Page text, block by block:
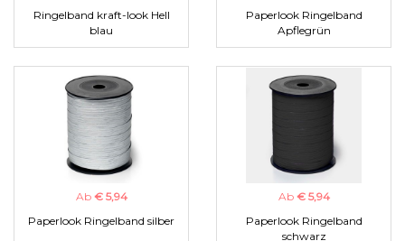
Ringelband kraft-look Hell
blau
Paperlook Ringelband
Apflegrün
Ab € 5,94
Paperlook Ringelband silber
Ab € 5,94
Paperlook Ringelband
schwarz